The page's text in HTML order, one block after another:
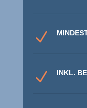
N
N INKL.